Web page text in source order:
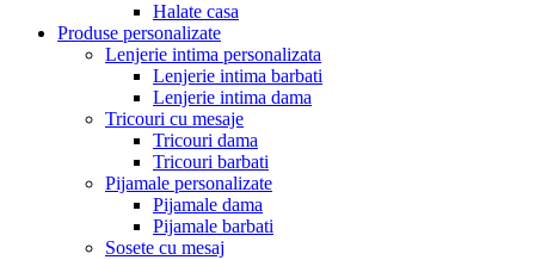
Halate casa
Produse personalizate
Lenjerie intima personalizata
Lenjerie intima barbati
Lenjerie intima dama
Tricouri cu mesaje
Tricouri dama
Tricouri barbati
Pijamale personalizate
Pijamale dama
Pijamale barbati
Sosete cu mesaj